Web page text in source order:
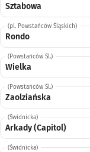
Sztabowa
(pl. Powstańców Śląskich)
Rondo
(Powstańców Śl.)
Wielka
(Powstańców Śl.)
Zaolziańska
(Świdnicka)
Arkady (Capitol)
(Świdnicka)